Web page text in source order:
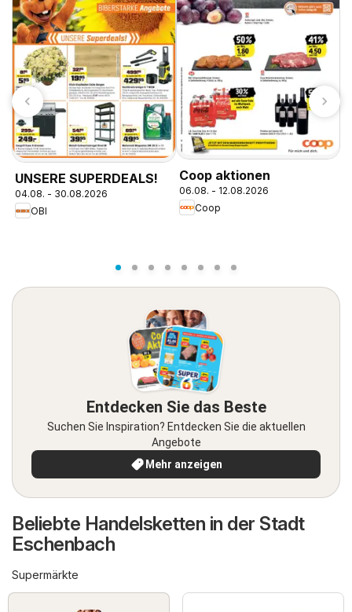
UNSERE SUPERDEALS!
04.08. - 30.08.2026
OBI
Coop aktionen
06.08. - 12.08.2026
Coop
Entdecken Sie das Beste
Suchen Sie Inspiration? Entdecken Sie die aktuellen
Angebote
Mehr anzeigen
Beliebte Handelsketten in der Stadt
Eschenbach
Supermärkte